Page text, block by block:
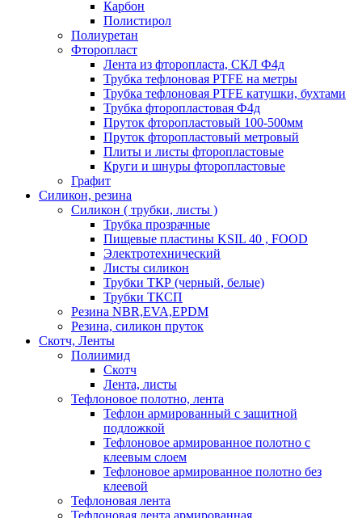
Карбон
Полистирол
Полиуретан
Фторопласт
Лента из фторопласта, СКЛ Ф4д
Трубка тефлоновая PTFE на метры
Трубка тефлоновая PTFE катушки, бухтами
Трубка фторопластовая Ф4д
Пруток фторопластовый 100-500мм
Пруток фторопластовый метровый
Плиты и листы фторопластовые
Круги и шнуры фторопластовые
Графит
Силикон, резина
Силикон ( трубки, листы )
Трубка прозрачные
Пищевые пластины KSIL 40 , FOOD
Электротехнический
Листы силикон
Трубки ТКР (черный, белые)
Трубки ТКСП
Резина NBR,EVA,EPDM
Резина, силикон пруток
Скотч, Ленты
Полиимид
Скотч
Лента, листы
Тефлоновое полотно, лента
Тефлон армированный с защитной
подложкой
Тефлоновое армированное полотно с
клеевым слоем
Тефлоновое армированное полотно без
клеевой
Тефлоновая лента
Тефлоновая лента армированная